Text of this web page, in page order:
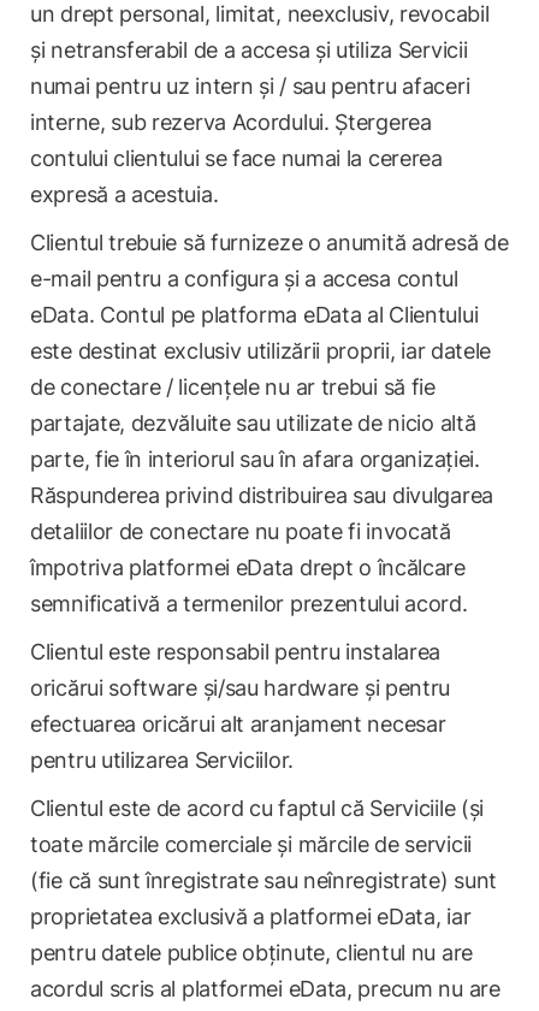
un drept personal, limitat, neexclusiv, revocabil
și netransferabil de a accesa și utiliza Servicii
numai pentru uz intern și / sau pentru afaceri
interne, sub rezerva Acordului. Ștergerea
contului clientului se face numai la cererea
expresă a acestuia.
Clientul trebuie să furnizeze o anumită adresă de
e-mail pentru a configura și a accesa contul
eData. Contul pe platforma eData al Clientului
este destinat exclusiv utilizării proprii, iar datele
de conectare / licențele nu ar trebui să fie
partajate, dezvăluite sau utilizate de nicio altă
parte, fie în interiorul sau în afara organizației.
Răspunderea privind distribuirea sau divulgarea
detaliilor de conectare nu poate fi invocată
împotriva platformei eData drept o încălcare
semnificativă a termenilor prezentului acord.
Clientul este responsabil pentru instalarea
oricărui software și/sau hardware și pentru
efectuarea oricărui alt aranjament necesar
pentru utilizarea Serviciilor.
Clientul este de acord cu faptul că Serviciile (și
toate mărcile comerciale și mărcile de servicii
(fie că sunt înregistrate sau neînregistrate) sunt
proprietatea exclusivă a platformei eData, iar
pentru datele publice obținute, clientul nu are
acordul scris al platformei eData, precum nu are